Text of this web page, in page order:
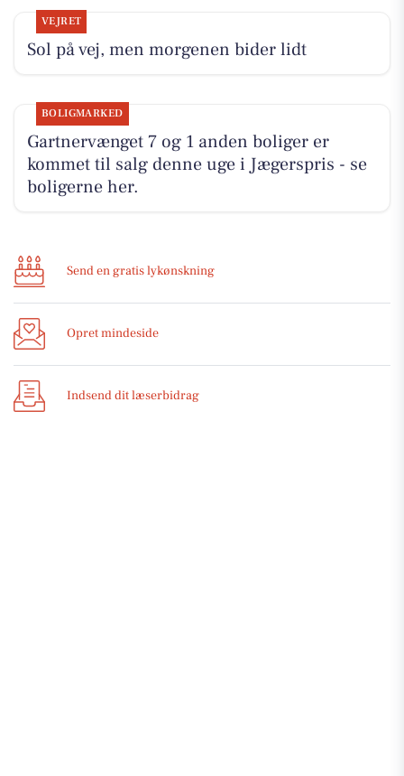
VEJRET
Sol på vej, men morgenen bider lidt
BOLIGMARKED
Gartnervænget 7 og 1 anden boliger er
kommet til salg denne uge i Jægerspris - se
boligerne her.
Send en gratis lykønskning
Opret mindeside
Indsend dit læserbidrag